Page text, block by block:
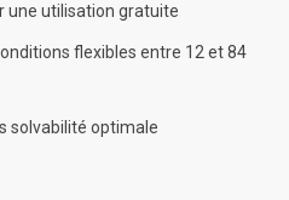
une utilisation gratuite
flexibles entre 12 et 84
solvabilité optimale